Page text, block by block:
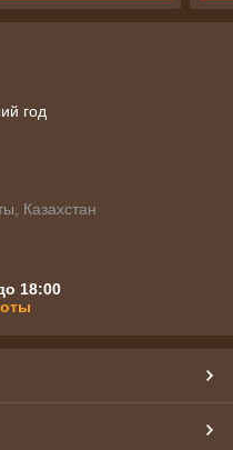
год
Казахстан
18:00